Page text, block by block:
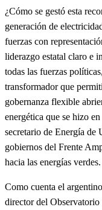
¿Cómo se gestó esta
generación de
fuerzas con
liderazgo estatal claro e
todas las fuerzas
transformador que
gobernanza flexible
energética que se hizo
secretario de Energía de
gobiernos del Frente
hacia las energías verdes.
Como cuenta el
director del